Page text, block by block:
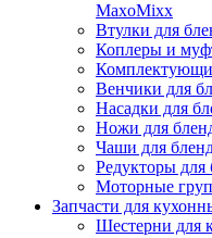
MaxoMixx
Втулки для
Коплеры и
Венчики для
Насадки для
Ножи для
Чаши для
Редукторы для
Моторные
Запчасти для
Шестерни для